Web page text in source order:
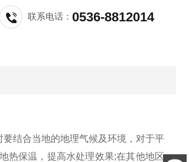
联系电话：0536-8812014
结合当地的地理气候及环境，对于平
热保温，提高水处理效果;在其他地区